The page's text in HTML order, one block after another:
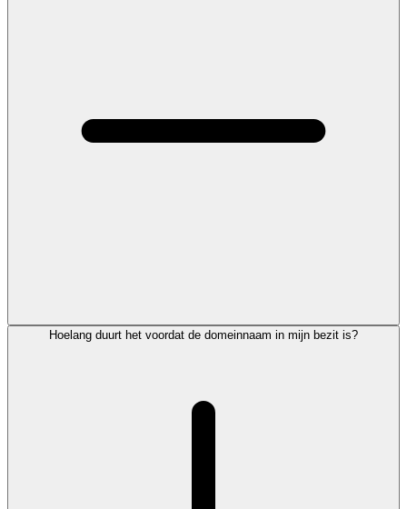
Hoelang duurt het voordat de domeinnaam in mijn bezit is?